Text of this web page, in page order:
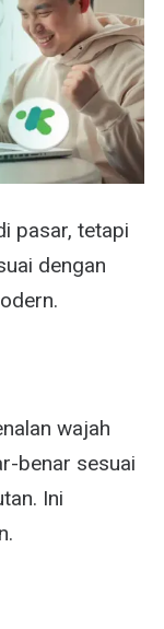
pasar, tetapi
dengan
wajah
benar sesuai
Ini